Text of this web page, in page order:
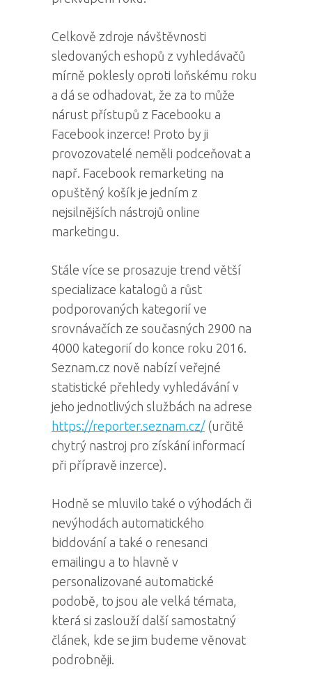
Celkově zdroje návštěvnosti
sledovaných eshopů z vyhledávačů
mírně poklesly oproti loňskému roku
a dá se odhadovat, že za to může
nárust přístupů z Facebooku a
Facebook inzerce! Proto by ji
provozovatelé neměli podceňovat a
např. Facebook remarketing na
opuštěný košík je jedním z
nejsilnějších nástrojů online
marketingu.
Stále více se prosazuje trend větší
specializace katalogů a růst
podporovaných kategorií ve
srovnávačích ze současných 2900 na
4000 kategorií do konce roku 2016.
Seznam.cz nově nabízí veřejné
statistické přehledy vyhledávání v
jeho jednotlivých službách na adrese
https://reporter.seznam.cz/(určitě
chytrý nastroj pro získání informací
při přípravě inzerce).
Hodně se mluvilo také o výhodách či
nevýhodách automatického
biddování a také o renesanci
emailingu a to hlavně v
personalizované automatické
podobě, to jsou ale velká témata,
která si zaslouží další samostatný
článek, kde se jim budeme věnovat
podrobněji.